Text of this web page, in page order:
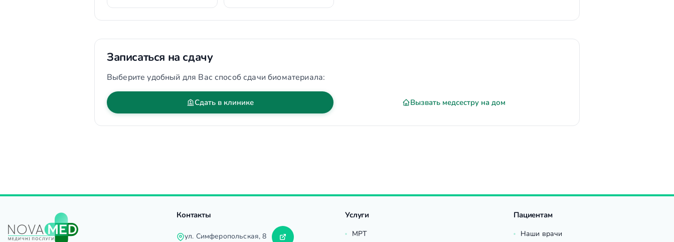
Записаться на сдачу
Выберите удобный для Вас способ сдачи биоматериала:
Сдать в клинике Вызвать медсестру на дом
Контакты
ул. Симферопольская, 8
Услуги
МРТ
Пациентам
Наши врачи